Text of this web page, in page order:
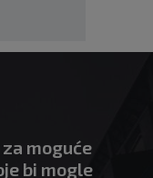
moguće
bi mogle